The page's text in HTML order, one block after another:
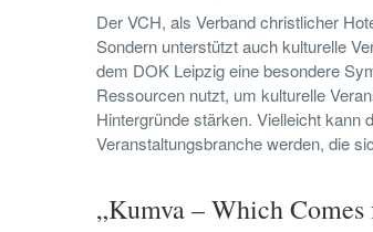
Der VCH, als Verband christlicher
Sondern unterstützt auch kulturelle
dem DOK Leipzig eine besondere
Ressourcen nutzt, um kulturelle
Hintergründe stärken. Vielleicht kann
Veranstaltungsbranche werden, die
„Kumva – Which